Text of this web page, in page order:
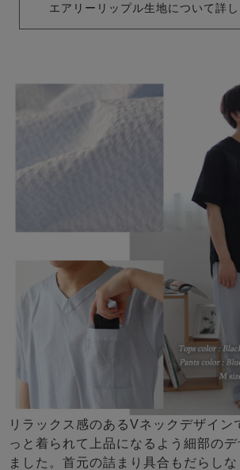
エアリーリップル生地について詳
リラックス感のあるVネックデザイン
っと着られて上品になるよう細部のデ
ました。首元の詰まり具合もだらしな